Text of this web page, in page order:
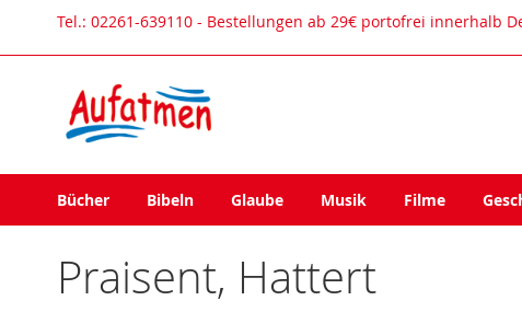
Direkt
Tel.: 02261-639110 - Bestellungen ab 29€ portofrei innerhalb
Bücher Bibeln Glaube Musik Filme
Praisent, Hattert